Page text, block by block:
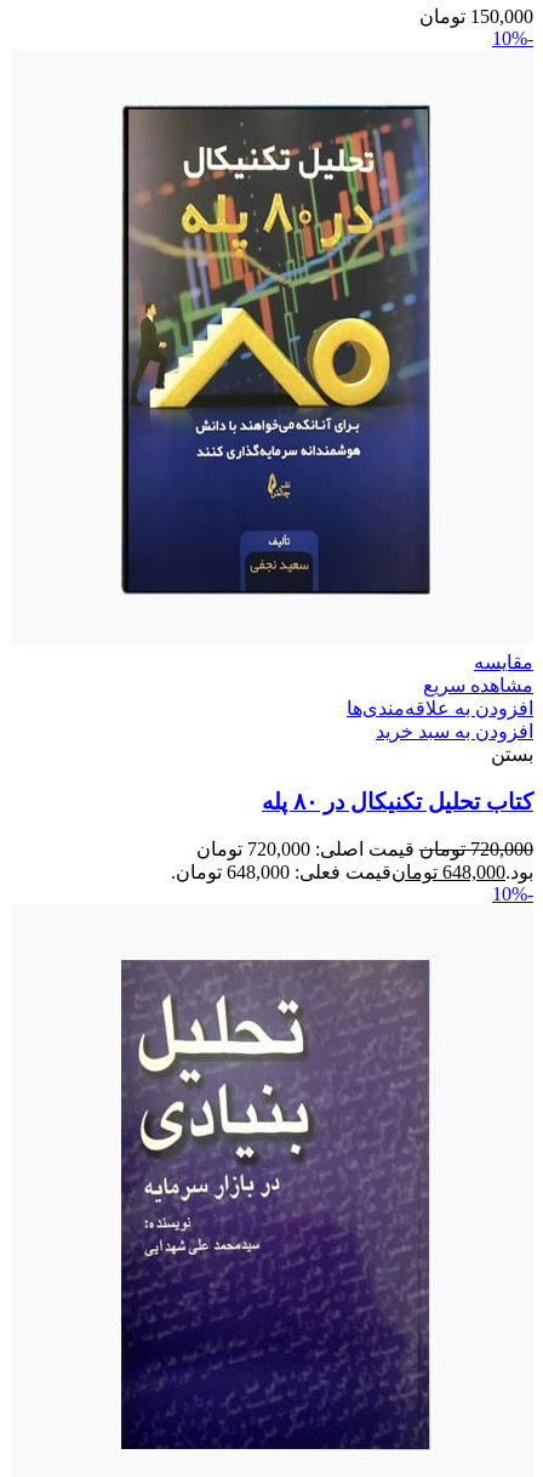
150,000 تومان
-10%
مقایسه
مشاهده سریع
افزودن به علاقه‌مندی‌ها
افزودن به سبد خرید
بستن
کتاب تحلیل تکنیکال در ۸۰ پله
720,000 تومان
قیمت اصلی: 720,000 تومان
بود.648,000 تومانقیمت فعلی: 648,000 تومان.
-10%